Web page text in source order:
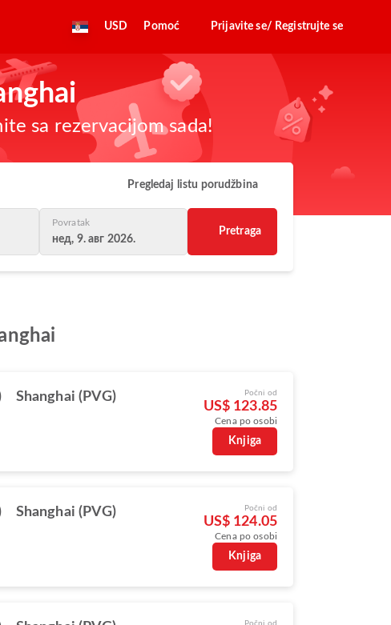
USD Pomoć Prijavite se/ Registrujte se
sa rezervacijom sada!
Pregledaj listu porudžbina
Povratak
нед, 9. авг 2026.
Pretraga
Shanghai (PVG) Počni od
US$ 123.85
Cena po osobi
Knjiga
Shanghai (PVG) Počni od
US$ 124.05
Cena po osobi
Knjiga